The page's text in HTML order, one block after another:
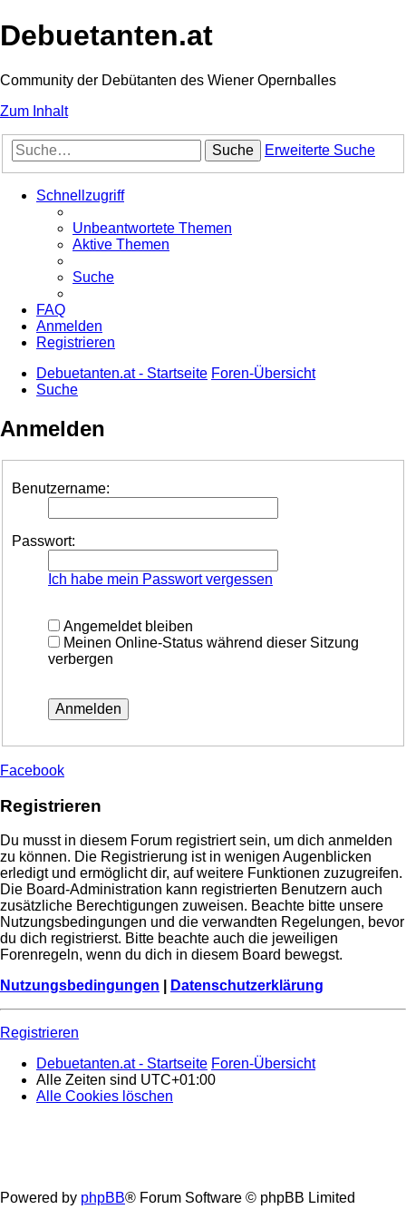
Debuetanten.at
Community der Debütanten des Wiener Opernballes
Zum Inhalt
Suche Erweiterte Suche
Schnellzugriff
Unbeantwortete Themen
Aktive Themen
Suche
FAQ
Anmelden
Registrieren
Debuetanten.at - Startseite Foren-Übersicht
Suche
Anmelden
Benutzername:
Passwort:
Ich habe mein Passwort vergessen
Angemeldet bleiben
Meinen Online-Status während dieser Sitzung
verbergen
Facebook
Registrieren
Du musst in diesem Forum registriert sein, um dich anmelden
zu können. Die Registrierung ist in wenigen Augenblicken
erledigt und ermöglicht dir, auf weitere Funktionen zuzugreifen.
Die Board-Administration kann registrierten Benutzern auch
zusätzliche Berechtigungen zuweisen. Beachte bitte unsere
Nutzungsbedingungen und die verwandten Regelungen, bevor
du dich registrierst. Bitte beachte auch die jeweiligen
Forenregeln, wenn du dich in diesem Board bewegst.
Nutzungsbedingungen
Datenschutzerklärung
Registrieren
Debuetanten.at - Startseite Foren-Übersicht
Alle Zeiten sind UTC+01:00
Alle Cookies löschen
Powered by phpBB® Forum Software © phpBB Limited